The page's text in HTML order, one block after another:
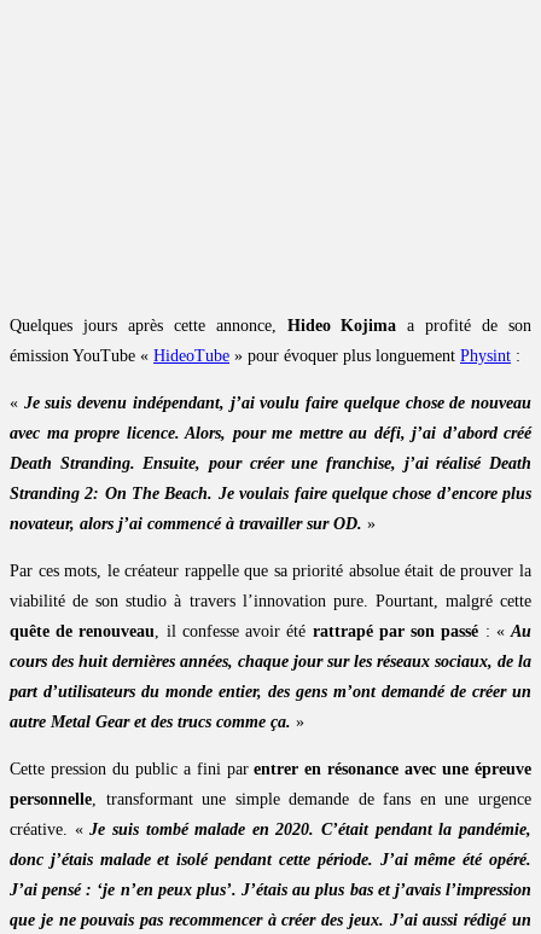
Quelques jours après cette annonce, Hideo Kojima a profité de son
émission YouTube « HideoTube » pour évoquer plus longuement Physint :
« Je suis devenu indépendant, j’ai voulu faire quelque chose de nouveau
avec ma propre licence. Alors, pour me mettre au défi, j’ai d’abord créé
Death Stranding. Ensuite, pour créer une franchise, j’ai réalisé Death
Stranding 2: On The Beach. Je voulais faire quelque chose d’encore plus
novateur, alors j’ai commencé à travailler sur OD. »
Par ces mots, le créateur rappelle que sa priorité absolue était de prouver la
viabilité de son studio à travers l’innovation pure. Pourtant, malgré cette
quête de renouveau , il confesse avoir été rattrapé par son passé : «Au
cours des huit dernières années, chaque jour sur les réseaux sociaux, de la
part d’utilisateurs du monde entier, des gens m’ont demandé de créer un
autre Metal Gear et des trucs comme ça. »
Cette pression du public a fini parentrer en résonance avec une épreuve
personnelle , transformant une simple demande de fans en une urgence
créative. «Je suis tombé malade en 2020. C’était pendant la pandémie,
donc j’étais malade et isolé pendant cette période. J’ai même été opéré.
J’ai pensé : ‘je n’en peux plus’. J’étais au plus bas et j’avais l’impression
que je ne pouvais pas recommencer à créer des jeux. J’ai aussi rédigé un